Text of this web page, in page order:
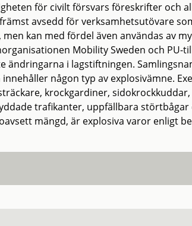
för civilt försvars föreskrifter och
avsedd för verksamhetsutövare
kan med fördel även användas av
Mobility Sweden och PU-
ändringarna i lagstiftningen.
någon typ av explosivämne.
krockgardiner,
trafikanter, uppfällbara
mängd, är explosiva varor enligt